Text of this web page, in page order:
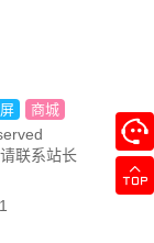
商城
联系站长